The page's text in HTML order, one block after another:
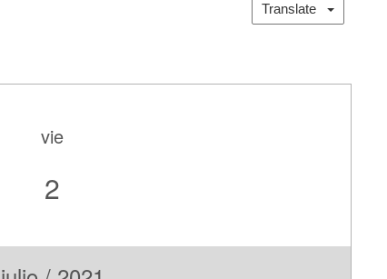
Translate
vie
2